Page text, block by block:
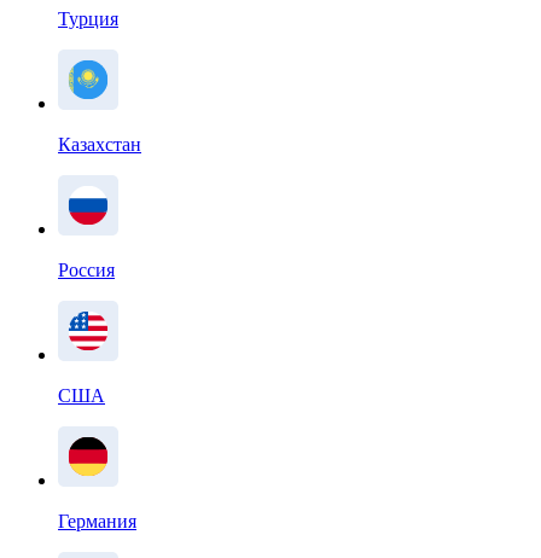
Турция
Казахстан
Россия
США
Германия